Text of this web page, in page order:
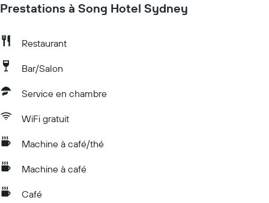
Prestations à Song Hotel Sydney
Restaurant
Bar/Salon
Service en chambre
WiFi gratuit
Machine à café/thé
Machine à café
Café